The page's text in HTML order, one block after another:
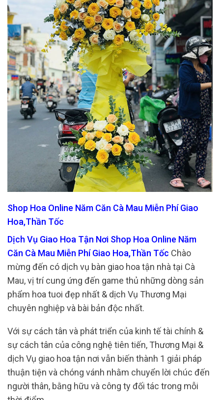
Shop Hoa Online Năm Căn Cà Mau Miễn Phí Giao
Hoa,Thần Tốc
Dịch Vụ Giao Hoa Tận Nơi Shop Hoa Online Năm
Căn Cà Mau Miễn Phí Giao Hoa,Thần Tốc Chào
mừng đến có dịch vụ bàn giao hoa tận nhà tại Cà
Mau, vị trí cung ứng đến game thủ những dòng sản
phẩm hoa tuoi đẹp nhất & dịch Vụ Thương Mại
chuyên nghiệp và bài bản độc nhất.
Với sự cách tân và phát triển của kinh tế tài chính &
sự cách tân của công nghệ tiên tiến, Thương Mại &
dịch Vụ giao hoa tận nơi vẫn biến thành 1 giải pháp
thuận tiện và chóng vánh nhằm chuyển lời chúc đến
người thân, bằng hữu và công ty đối tác trong mỗi